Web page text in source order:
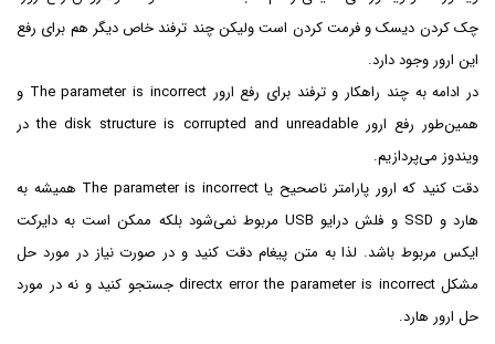
چک کردن دیسک و فرمت کردن است ولیکن چند ترفند خاص دیگر هم برای رفع
این ارور وجود دارد.
در ادامه به چند راهکار و ترفند برای رفع ارور The parameter is incorrect و
همین‌طور رفع ارور the disk structure is corrupted and unreadable در
ویندوز می‌پردازیم.
دقت کنید که ارور پارامتر ناصحیح یا The parameter is incorrect همیشه به
هارد و SSD و فلش درایو USB مربوط نمی‌شود بلکه ممکن است به دایرکت
ایکس مربوط باشد. لذا به متن پیغام دقت کنید و در صورت نیاز در مورد حل
مشکل directx error the parameter is incorrect جستجو کنید و نه در مورد
حل ارور هارد.